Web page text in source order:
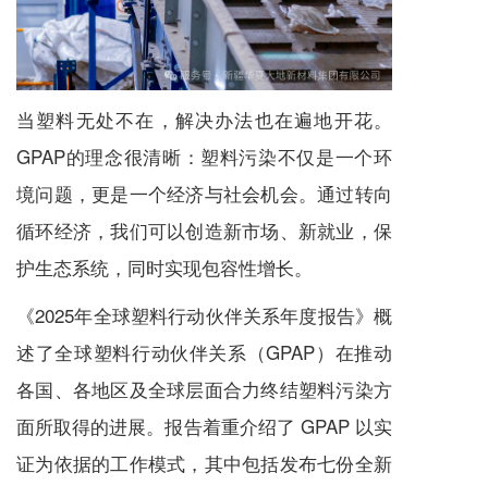
当塑料无处不在，解决办法也在遍地开花。
GPAP的理念很清晰：塑料污染不仅是一个环
境问题，更是一个经济与社会机会。通过转向
循环经济，我们可以创造新市场、新就业，保
护生态系统，同时实现包容性增长。
《2025年全球塑料行动伙伴关系年度报告》概
述了全球塑料行动伙伴关系（GPAP）在推动
各国、各地区及全球层面合力终结塑料污染方
面所取得的进展。报告着重介绍了 GPAP 以实
证为依据的工作模式，其中包括发布七份全新